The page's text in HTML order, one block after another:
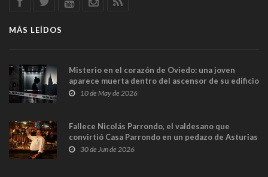
MÁS LEÍDOS
Misterio en el corazón de Oviedo: una joven
aparece muerta dentro del ascensor de su edificio
y las cámaras captan sus últimos minutos
10 de May de 2026
Fallece Nicolás Parrondo, el valdesano que
convirtió Casa Parrondo en un pedazo de Asturias
en Madrid
30 de Jun de 2026